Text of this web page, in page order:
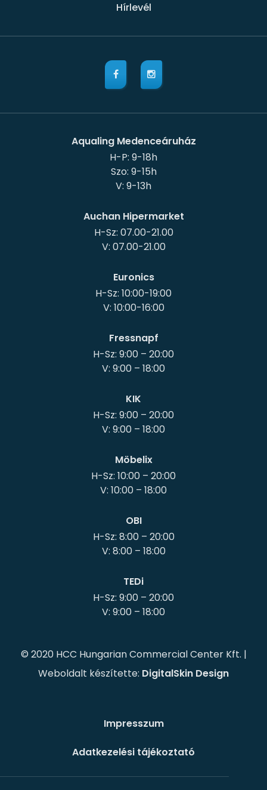
Hírlevél
Aqualing Medenceáruház
H-P: 9-18h
Szo: 9-15h
Auchan Hipermarket
H-Sz: 07.00-21.00
V: 07.00-21.00
Euronics
H-Sz: 10:00-19:00
V: 10:00-16:00
Fressnapf
H-Sz: 9:00 – 20:00
KIK
H-Sz: 9:00 – 20:00
Möbelix
H-Sz: 10:00 – 20:00
OBI
H-Sz: 8:00 – 20:00
V: 8:00 – 18:00
TEDi
H-Sz: 9:00 – 20:00
© 2020 HCC Hungarian Commercial Center Kft. |
Weboldalt készítette: DigitalSkin Design
Impresszum
Adatkezelési tájékoztató
Süti szabályzat